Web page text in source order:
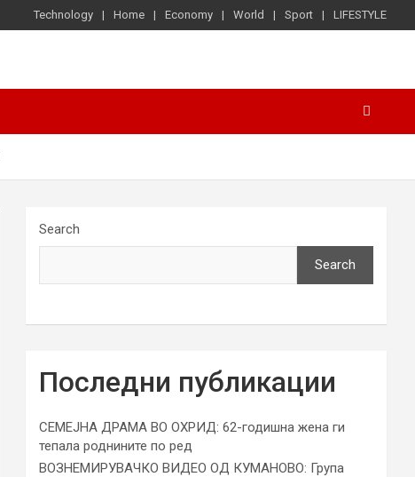
Technology Home Economy World Sport LIFESTYLE
Search
Search
Последни публикации
СЕМЕЈНА ДРАМА ВО ОХРИД: 62-годишна жена ги
тепала роднините по ред
ВОЗНЕМИРУВАЧКО ВИДЕО ОД КУМАНОВО: Група